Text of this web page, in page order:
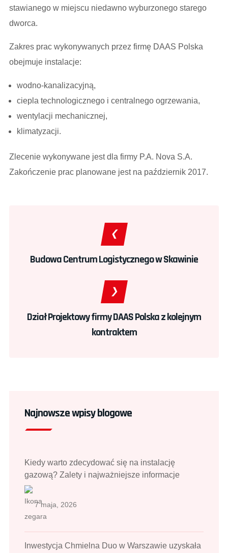
stawianego w miejscu niedawno wyburzonego starego
dworca.
Zakres prac wykonywanych przez firmę DAAS Polska
obejmuje instalacje:
wodno-kanalizacyjną,
ciepla technologicznego i centralnego ogrzewania,
wentylacji mechanicznej,
klimatyzacji.
Zlecenie wykonywane jest dla firmy P.A. Nova S.A.
Zakończenie prac planowane jest na październik 2017.
Budowa Centrum Logistycznego w Skawinie
Dział Projektowy firmy DAAS Polska z kolejnym
kontraktem
Najnowsze wpisy blogowe
Kiedy warto zdecydować się na instalację
gazową? Zalety i najważniejsze informacje
7 maja, 2026
Inwestycja Chmielna Duo w Warszawie uzyskała